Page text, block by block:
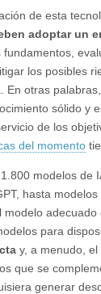
de esta
adoptar un
los posibles
En otras
sólido y
de los
del momento
modelos de
hasta
modelo
para
y, a menudo,
que se
generar